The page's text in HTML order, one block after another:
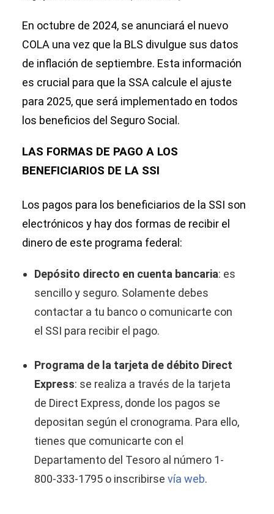
En octubre de 2024, se anunciará el nuevo
COLA una vez que la BLS divulgue sus datos
de inflación de septiembre. Esta información
es crucial para que la SSA calcule el ajuste
para 2025, que será implementado en todos
los beneficios del Seguro Social.
LAS FORMAS DE PAGO A LOS
BENEFICIARIOS DE LA SSI
Los pagos para los beneficiarios de la SSI son
electrónicos y hay dos formas de recibir el
dinero de este programa federal:
Depósito directo en cuenta bancaria: es
sencillo y seguro. Solamente debes
contactar a tu banco o comunicarte con
el SSI para recibir el pago.
Programa de la tarjeta de débito Direct
Express: se realiza a través de la tarjeta
de Direct Express, donde los pagos se
depositan según el cronograma. Para ello,
tienes que comunicarte con el
Departamento del Tesoro al número 1-
800-333-1795 o inscribirse vía web.